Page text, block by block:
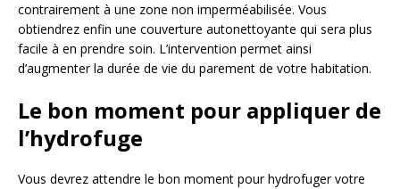
contrairement à une zone non imperméabilisée. Vous
obtiendrez enfin une couverture autonettoyante qui sera plus
facile à en prendre soin. L’intervention permet ainsi
d’augmenter la durée de vie du parement de votre habitation.
Le bon moment pour appliquer de
l’hydrofuge
Vous devrez attendre le bon moment pour hydrofuger votre